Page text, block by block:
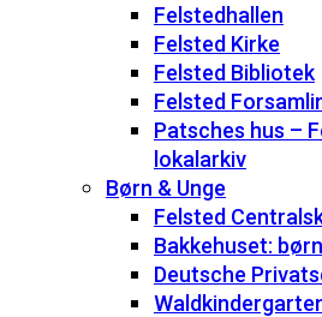
Felstedhallen
Felsted Kirke
Felsted Bibliotek
Felsted
Patsches hus –
lokalarkiv
Børn & Unge
Felsted
Bakkehuset:
Deutsche